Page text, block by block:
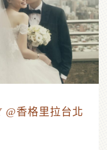
香格里拉台北